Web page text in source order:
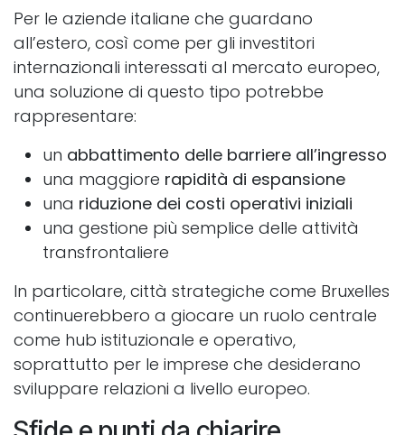
Per le aziende italiane che guardano
all’estero, così come per gli investitori
internazionali interessati al mercato europeo,
una soluzione di questo tipo potrebbe
rappresentare:
un abbattimento delle barriere all’ingresso
una maggiore rapidità di espansione
una riduzione dei costi operativi iniziali
una gestione più semplice delle attività
transfrontaliere
In particolare, città strategiche come Bruxelles
continuerebbero a giocare un ruolo centrale
come hub istituzionale e operativo,
soprattutto per le imprese che desiderano
sviluppare relazioni a livello europeo.